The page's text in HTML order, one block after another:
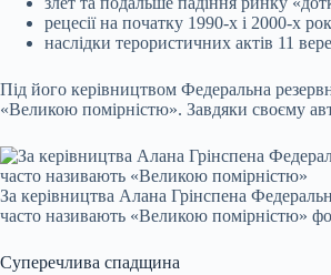
рецесії на початку 1990-х і 2000-х
наслідки терористичних актів 11
Під його керівництвом Федеральна
«Великою помірністю». Завдяки своєму
За керівництва Алана Грінспена
часто називають «Великою помірністю»
Суперечлива спадщина